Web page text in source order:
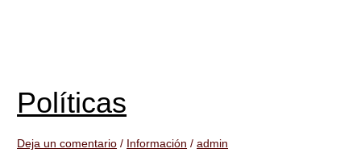
Políticas
Deja un comentario / Información /admin